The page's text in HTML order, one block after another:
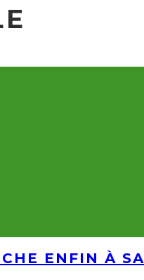
ENFIN À